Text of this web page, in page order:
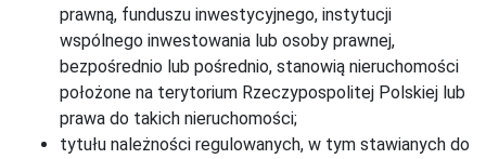
prawną, funduszu inwestycyjnego, instytucji
wspólnego inwestowania lub osoby prawnej,
bezpośrednio lub pośrednio, stanowią nieruchomości
położone na terytorium Rzeczypospolitej Polskiej lub
prawa do takich nieruchomości;
tytułu należności regulowanych, w tym stawianych do